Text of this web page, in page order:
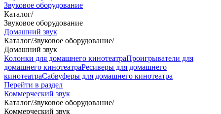
Звуковое оборудование
Каталог/
Звуковое оборудование
Домашний звук
Каталог/Звуковое оборудование/
Домашний звук
Колонки для домашнего кинотеатраПроигрыватели для
домашнего кинотеатраРесиверы для домашнего
кинотеатраСабвуферы для домашнего кинотеатра
Перейти в раздел
Коммерческий звук
Каталог/Звуковое оборудование/
Коммерческий звук